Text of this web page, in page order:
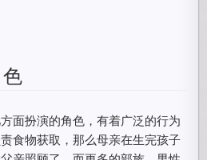
面扮演的角色，有着广泛的行为
食物获取，那么母亲在生完孩子